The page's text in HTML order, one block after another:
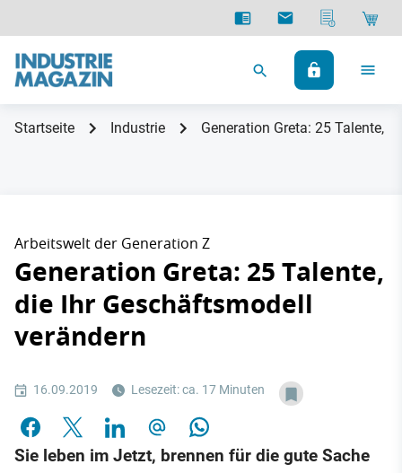
Startseite Industrie Generation Greta: 25 Talente,
Arbeitswelt der Generation Z
Generation Greta: 25 Talente,
die Ihr Geschäftsmodell
verändern
16.09.2019 Lesezeit: ca. 17 Minuten
Sie leben im Jetzt, brennen für die gute Sache